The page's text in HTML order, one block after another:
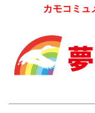
カモコミュ